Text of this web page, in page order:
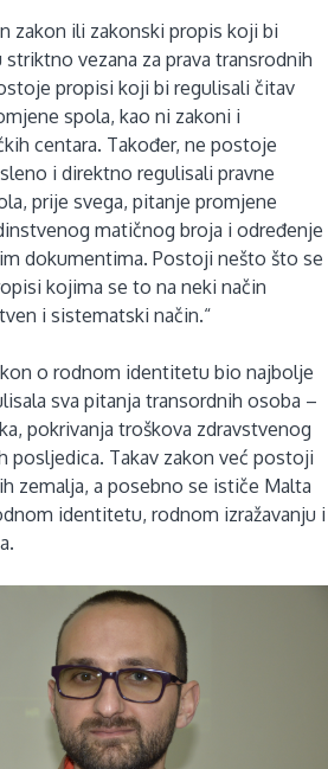
zakon ili zakonski propis koji bi
vezana za prava transrodnih
propisi koji bi regulisali čitav
spola, kao ni zakoni i
centara. Također, ne postoje
i direktno regulisali pravne
prije svega, pitanje promjene
matičnog broja i određenje
dokumentima. Postoji nešto što se
kojima se to na neki način
i sistematski način.“
o rodnom identitetu bio najbolje
sva pitanja transordnih osoba –
pokrivanja troškova zdravstvenog
posljedica. Takav zakon već postoji
zemalja, a posebno se ističe Malta
identitetu, rodnom izražavanju i